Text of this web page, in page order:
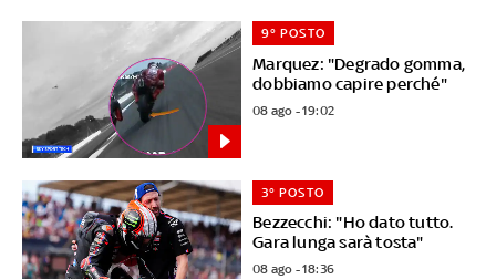
Marquez: "Degrado gomma,
dobbiamo capire perché"
9° POSTO
08 ago - 19:02
Bezzecchi: "Ho dato tutto.
Gara lunga sarà tosta"
3° POSTO
08 ago - 18:36